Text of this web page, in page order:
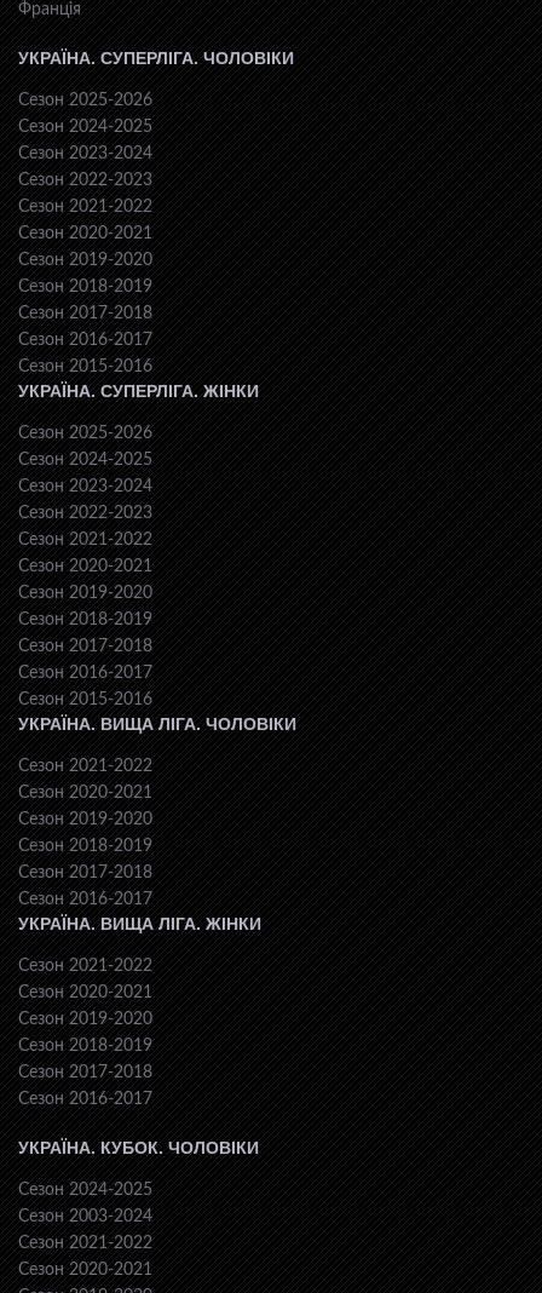
Франція
УКРАЇНА. СУПЕРЛІГА. ЧОЛОВІКИ
Сезон 2025-2026
Сезон 2024-2025
Сезон 2023-2024
Сезон 2022-2023
Сезон 2021-2022
Сезон 2020-2021
Сезон 2019-2020
Сезон 2018-2019
Сезон 2017-2018
Сезон 2016-2017
Сезон 2015-2016
УКРАЇНА. СУПЕРЛІГА. ЖІНКИ
Сезон 2025-2026
Сезон 2024-2025
Сезон 2023-2024
Сезон 2022-2023
Сезон 2021-2022
Сезон 2020-2021
Сезон 2019-2020
Сезон 2018-2019
Сезон 2017-2018
Сезон 2016-2017
Сезон 2015-2016
УКРАЇНА. ВИЩА ЛІГА. ЧОЛОВІКИ
Сезон 2021-2022
Сезон 2020-2021
Сезон 2019-2020
Сезон 2018-2019
Сезон 2017-2018
Сезон 2016-2017
УКРАЇНА. ВИЩА ЛІГА. ЖІНКИ
Сезон 2021-2022
Сезон 2020-2021
Сезон 2019-2020
Сезон 2018-2019
Сезон 2017-2018
Сезон 2016-2017
УКРАЇНА. КУБОК. ЧОЛОВІКИ
Сезон 2024-2025
Сезон 2003-2024
Сезон 2021-2022
Сезон 2020-2021